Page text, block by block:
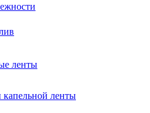
ленты
ленты